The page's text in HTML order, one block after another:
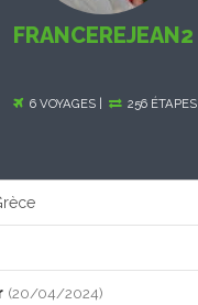
FRANCEREJEAN2
6 VOYAGES | 256 ÉTAPES
(20/04/2024)